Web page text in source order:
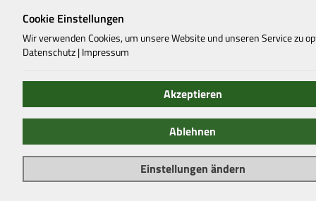
Cookie Einstellungen
Wir verwenden Cookies, um unsere Website und unseren Service zu
Datenschutz | Impressum
Akzeptieren
Ablehnen
Einstellungen ändern